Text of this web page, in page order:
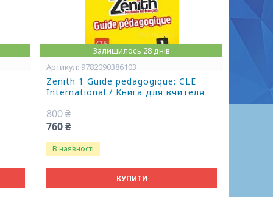
Залишилось 28 днів
9782090386103
Zenith 1 Guide pedagogique: CLE
International / Книга для вчителя
800 ₴
760 ₴
В наявності
КУПИТИ